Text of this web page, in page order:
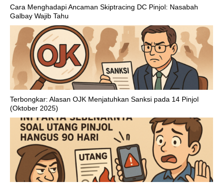
Cara Menghadapi Ancaman Skiptracing DC Pinjol: Nasabah
Galbay Wajib Tahu
Terbongkar: Alasan OJK Menjatuhkan Sanksi pada 14 Pinjol
(Oktober 2025)